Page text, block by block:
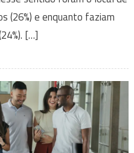
(26%) e enquanto faziam
[…]